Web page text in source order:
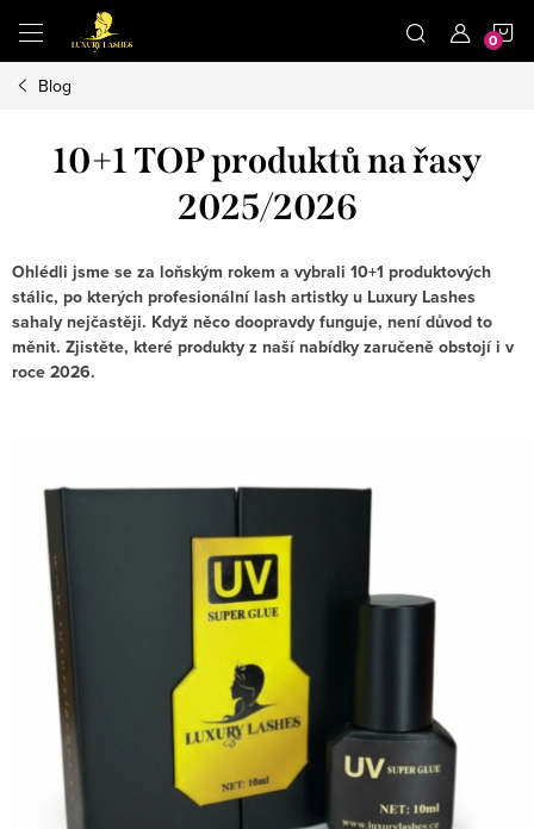
obsah
Blog
10+1 TOP produktů na řasy
2025/2026
Ohlédli jsme se za loňským rokem a vybrali 10+1 produktových
stálic, po kterých profesionální lash artistky u Luxury Lashes
sahaly nejčastěji. Když něco doopravdy funguje, není důvod to
měnit. Zjistěte, které produkty z naší nabídky zaručeně obstojí i v
roce 2026.